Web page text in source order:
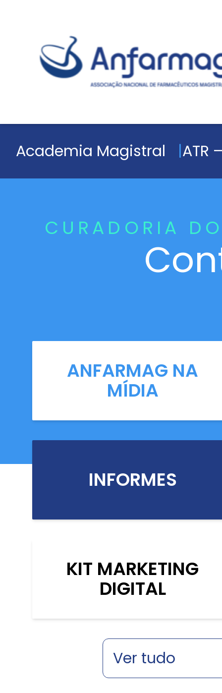
Academia Magistral ATR
CURADORIA
ANFARMAG NA
MÍDIA
INFORMES
KIT MARKETING
DIGITAL